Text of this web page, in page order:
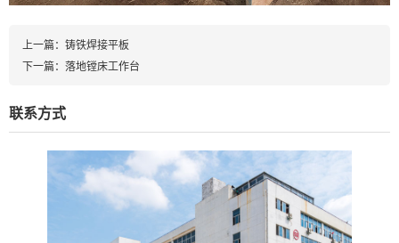
上一篇： 铸铁焊接平板
下一篇： 落地镗床工作台
联系方式